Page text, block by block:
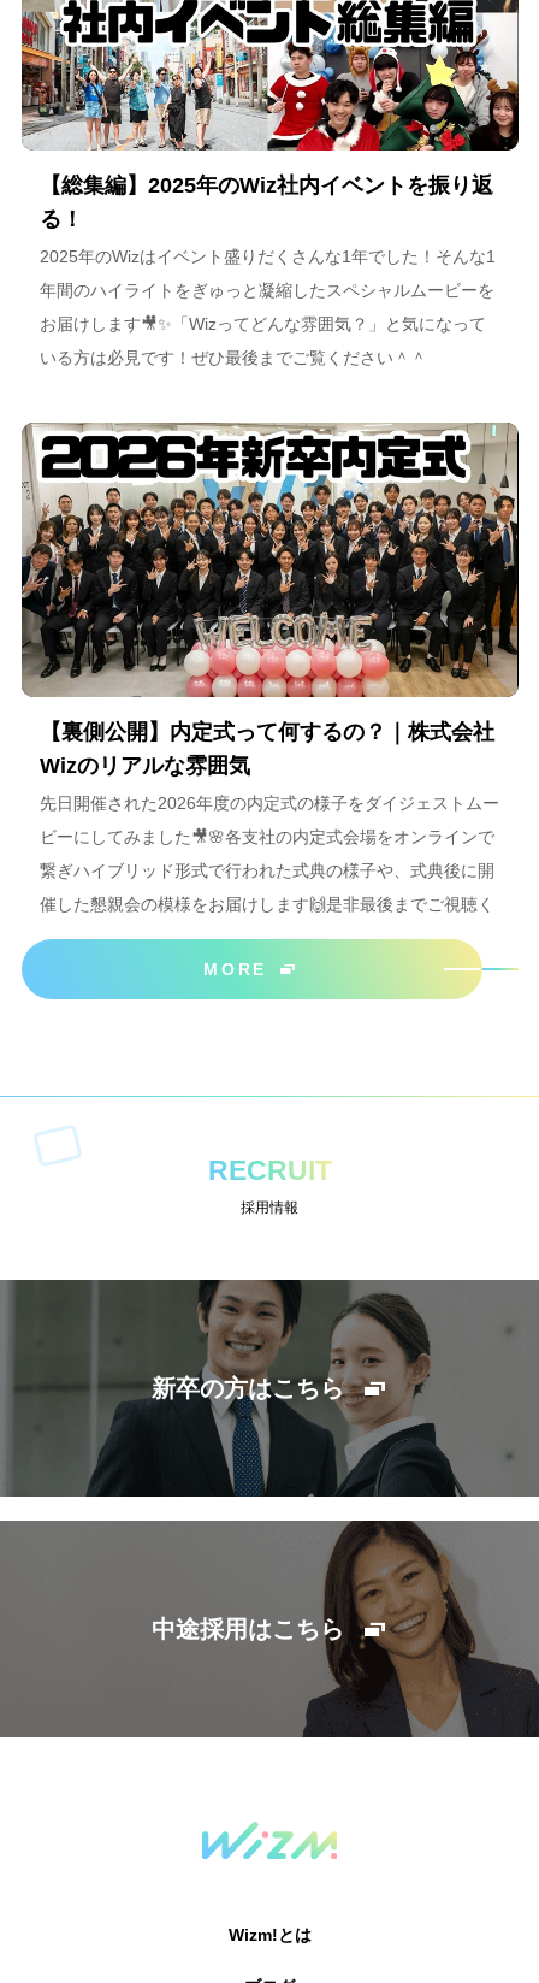
【総集編】2025年のWiz社内イベントを振り返
る！
2025年のWizはイベント盛りだくさんな1年でした！そんな1
年間のハイライトをぎゅっと凝縮したスペシャルムービーを
お届けします🎥✨「Wizってどんな雰囲気？」と気になって
いる方は必見です！ぜひ最後までご覧ください＾＾
【裏側公開】内定式って何するの？｜株式会社
Wizのリアルな雰囲気
先日開催された2026年度の内定式の様子をダイジェストムー
ビーにしてみました🎥🌸各支社の内定式会場をオンラインで
繋ぎハイブリッド形式で行われた式典の様子や、式典後に開
催した懇親会の模様をお届けします🙌是非最後までご視聴く
ださいね＾＾
MORE
RECRUIT
採用情報
新卒の方はこちら
中途採用はこちら
Wizm!とは